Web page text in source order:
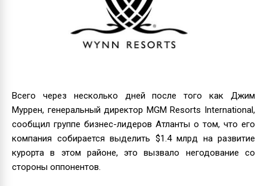
Всего через несколько дней после того как Джим
Муррен, генеральный директор MGM Resorts International,
сообщил группе бизнес-лидеров Атланты о том, что его
компания собирается выделить $1.4 млрд на развитие
курорта в этом районе, это вызвало негодование со
стороны оппонентов.